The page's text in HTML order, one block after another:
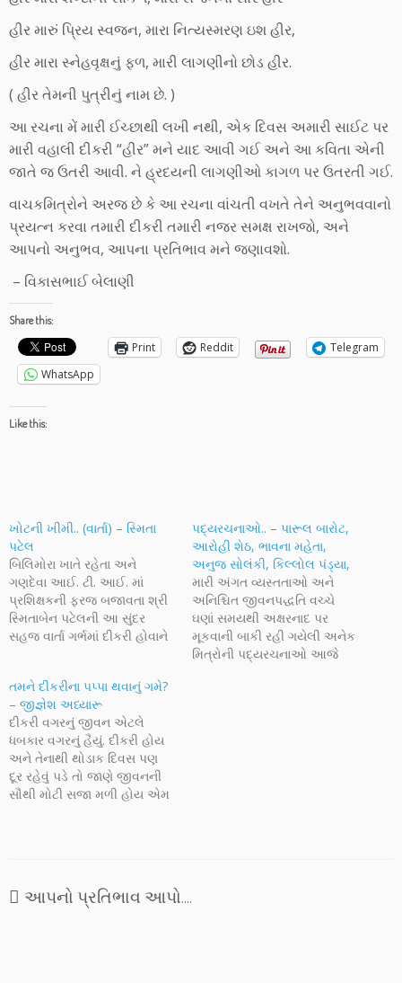
હીર મારું પ્રિય સ્વજન, મારા નિત્યસ્મરણ ઇશ હીર,
હીર મારા સ્નેહવૃક્ષનું ફળ, મારી લાગણીનો છોડ હીર.
( હીર તેમની પુત્રીનું નામ છે. )
આ રચના મેં મારી ઈચ્છાથી લખી નથી, એક દિવસ અમારી સાઈટ પર
મારી વહાલી દીકરી “હીર” મને યાદ આવી ગઈ અને આ કવિતા એની
જાતે જ ઉતરી આવી. ને હ્રદયની લાગણીઓ કાગળ પર ઉતરતી ગઈ.
વાચકમિત્રોને અરજ છે કે આ રચના વાંચતી વખતે તેને અનુભવવાનો
પ્રયત્ન કરવા તમારી દીકરી તમારી નજર સમક્ષ રાખજો, અને
આપનો અનુભવ, આપના પ્રતિભાવ મને જણાવશો.
– વિકાસભાઈ બેલાણી
Share this:
Print Reddit
Telegram
WhatsApp
Like this:
ખોટની ખીમી.. (વાર્તા) – સ્મિતા
પટેલ
બિલિમોરા ખાતે રહેતા અને
ગણદેવા આઈ. ટી. આઈ. માં
પ્રશિક્ષકની ફરજ બજાવતા શ્રી
સ્મિતાબેન પટેલની આ સુંદર
સહજ વાર્તા ગર્ભમાં દીકરી હોવાને
મનપરિવર્તનની વાત પ્રસ્તુત કરે
છે. સહજ સરળ આડંબરરહિત
વાત આ પ્રસ્તુતિની ખાસીયત છે.
અક્ષરનાદ પરની આ પ્રથમ કૃતિ
બદલ…
પદ્યરચનાઓ.. – પારૂલ બારોટ,
આરોહી શેઠ, ભાવના મહેતા,
અનુજ સોલંકી, કિલ્લોલ પંડ્યા,
મારી અંગત વ્યસ્તતાઓ અને
અનિશ્ચિત જીવનપદ્ધતિ વચ્ચે
ઘણાં સમયથી અક્ષરનાદ પર
મૂકવાની બાકી રહી ગયેલી અનેક
મિત્રોની પદ્યરચનાઓ આજે
તમને દીકરીના પપ્પા થવાનું ગમે?
– જીજ્ઞેશ અધ્યારૂ
દીકરી વગરનું જીવન એટલે
ધબકાર વગરનું હૈયું. દીકરી હોય
અને તેનાથી થોડાક દિવસ પણ
દૂર રહેવું પડે તો જાણે જીવનની
સૌથી મોટી સજા મળી હોય એમ
આપનો પ્રતિભાવ આપો....